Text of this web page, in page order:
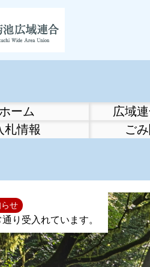
ホーム 広域
札情報
ご
せ
り受入れています。